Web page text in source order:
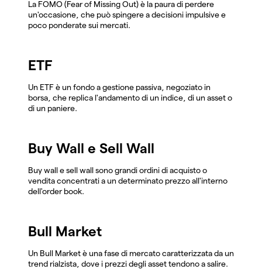
La FOMO (Fear of Missing Out) è la paura di perdere
un'occasione, che può spingere a decisioni impulsive e
poco ponderate sui mercati.
ETF
Un ETF è un fondo a gestione passiva, negoziato in
borsa, che replica l'andamento di un indice, di un asset o
di un paniere.
Buy Wall e Sell Wall
Buy wall e sell wall sono grandi ordini di acquisto o
vendita concentrati a un determinato prezzo all'interno
dell'order book.
Bull Market
Un Bull Market è una fase di mercato caratterizzata da un
trend rialzista, dove i prezzi degli asset tendono a salire.